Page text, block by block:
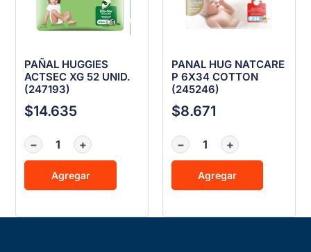
PAÑAL HUGGIES
ACTSEC XG 52 UNID.
(247193)
$14.635
− +
Agregar
PANAL HUG NATCARE
P 6X34 COTTON
(245246)
$8.671
− +
Agregar